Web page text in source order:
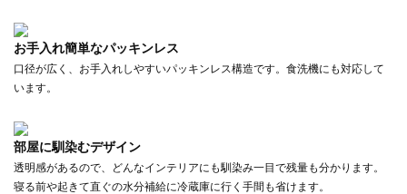
お手入れ簡単なパッキンレス
口径が広く、お手入れしやすいパッキンレス構造です。食洗機にも対応して
います。
部屋に馴染むデザイン
透明感があるので、どんなインテリアにも馴染み一目で残量も分かります。
寝る前や起きて直ぐの水分補給に冷蔵庫に行く手間も省けます。